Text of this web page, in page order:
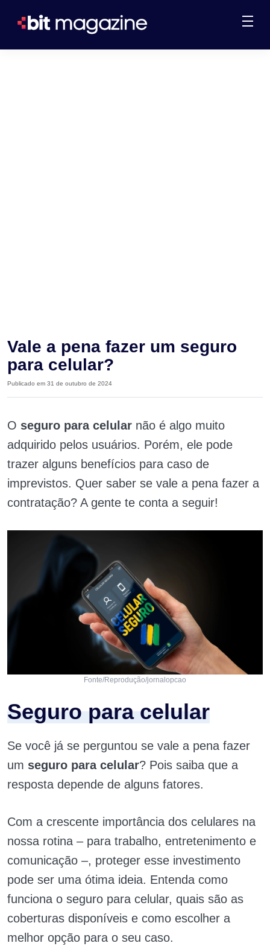
Vale a pena fazer um seguro
para celular?
Publicado em 31 de outubro de 2024
O seguro para celular não é algo muito
adquirido pelos usuários. Porém, ele pode
trazer alguns benefícios para caso de
imprevistos. Quer saber se vale a pena fazer a
contratação? A gente te conta a seguir!
Fonte/Reprodução/jornalopcao
Seguro para celular
Se você já se perguntou se vale a pena fazer
um seguro para celular? Pois saiba que a
resposta depende de alguns fatores.
Com a crescente importância dos celulares na
nossa rotina – para trabalho, entretenimento e
comunicação –, proteger esse investimento
pode ser uma ótima ideia. Entenda como
funciona o seguro para celular, quais são as
coberturas disponíveis e como escolher a
melhor opção para o seu caso.